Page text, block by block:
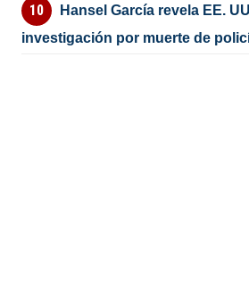
Hansel García revela EE.
investigación por muerte de